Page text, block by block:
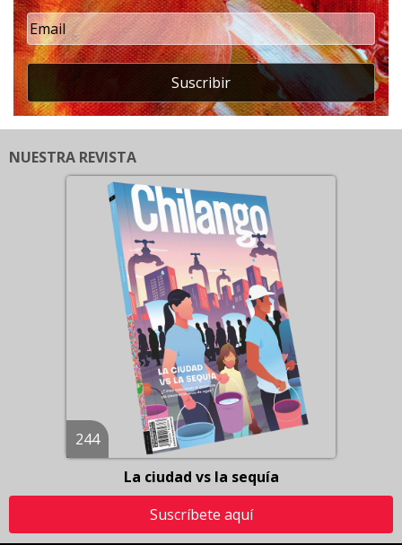
Suscribir
NUESTRA REVISTA
244
La ciudad vs la sequía
Suscríbete aquí